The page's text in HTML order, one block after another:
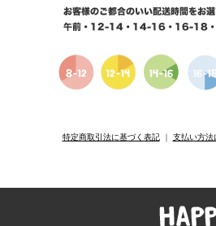
特定商取引法に基づく表記｜ 支払い方法